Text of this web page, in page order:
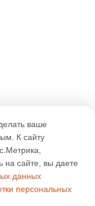
ваше
К cайту
на сайте, вы даете
данных
персональных